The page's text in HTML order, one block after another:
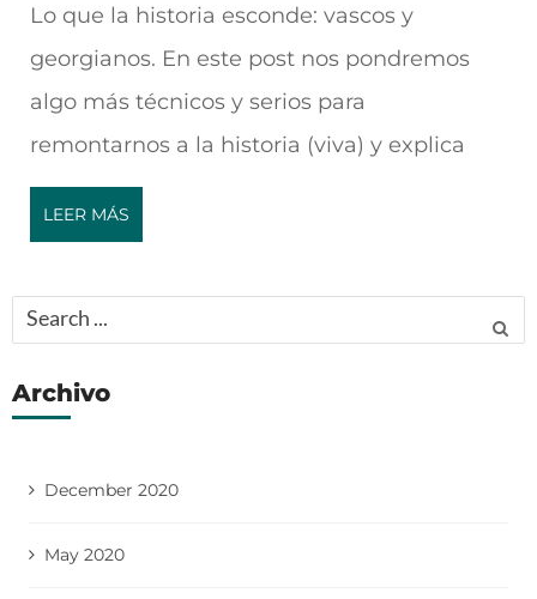
Lo que la historia esconde: vascos y
georgianos. En este post nos pondremos
algo más técnicos y serios para
remontarnos a la historia (viva) y explica
LEER MÁS
Search
Archivo
December 2020
May 2020